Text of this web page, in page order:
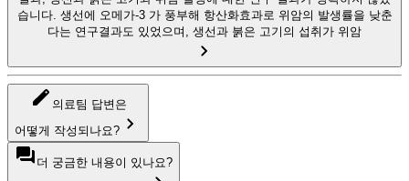
습니다. 생선에 오메가-3 가 풍부해 항산화효과로 위암의 발생률을 낮춘
다는 연구결과도 있었으며, 생선과 붉은 고기의 섭취가 위암
의료팀 답변은
어떻게 작성되나요?
더 궁금한 내용이 있나요?